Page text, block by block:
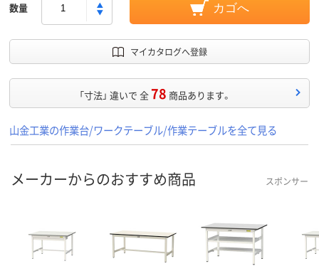
数量 カゴへ
マイカタログへ登録
「寸法」 違いで 全78 商品あります。
山金工業の作業台/ワークテーブル/作業テーブルを全て見る
メーカーからのおすすめ商品 スポンサー